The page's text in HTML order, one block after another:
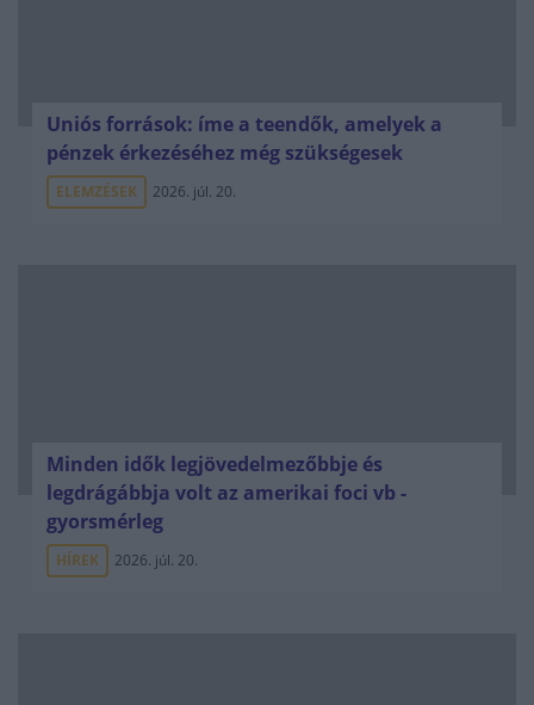
Uniós források: íme a teendők, amelyek a
pénzek érkezéséhez még szükségesek
ELEMZÉSEK 2026. júl. 20.
Minden idők legjövedelmezőbbje és
legdrágábbja volt az amerikai foci vb -
gyorsmérleg
HÍREK 2026. júl. 20.